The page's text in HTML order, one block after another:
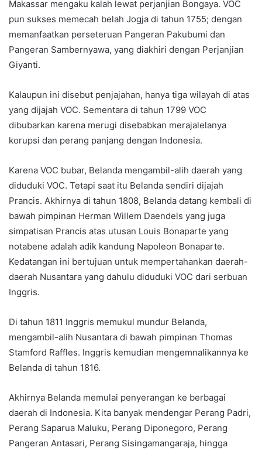
Makassar mengaku kalah lewat perjanjian Bongaya. VOC
pun sukses memecah belah Jogja di tahun 1755; dengan
memanfaatkan perseteruan Pangeran Pakubumi dan
Pangeran Sambernyawa, yang diakhiri dengan Perjanjian
Giyanti.
Kalaupun ini disebut penjajahan, hanya tiga wilayah di atas
yang dijajah VOC. Sementara di tahun 1799 VOC
dibubarkan karena merugi disebabkan merajalelanya
korupsi dan perang panjang dengan Indonesia.
Karena VOC bubar, Belanda mengambil-alih daerah yang
diduduki VOC. Tetapi saat itu Belanda sendiri dijajah
Prancis. Akhirnya di tahun 1808, Belanda datang kembali di
bawah pimpinan Herman Willem Daendels yang juga
simpatisan Prancis atas utusan Louis Bonaparte yang
notabene adalah adik kandung Napoleon Bonaparte.
Kedatangan ini bertujuan untuk mempertahankan daerah-
daerah Nusantara yang dahulu diduduki VOC dari serbuan
Inggris.
Di tahun 1811 Inggris memukul mundur Belanda,
mengambil-alih Nusantara di bawah pimpinan Thomas
Stamford Raffles. Inggris kemudian mengemnalikannya ke
Belanda di tahun 1816.
Akhirnya Belanda memulai penyerangan ke berbagai
daerah di Indonesia. Kita banyak mendengar Perang Padri,
Perang Saparua Maluku, Perang Diponegoro, Perang
Pangeran Antasari, Perang Sisingamangaraja, hingga